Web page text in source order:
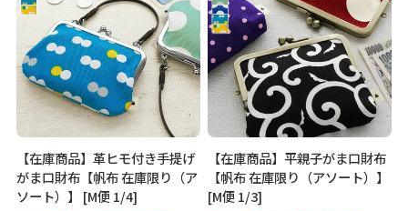
【在庫商品】革ヒモ付き手提げ
がま口財布【帆布 在庫限り（ア
ソート）】 [M便 1/4]
【在庫商品】平親子がま口財布
【帆布 在庫限り（アソート）】
[M便 1/3]